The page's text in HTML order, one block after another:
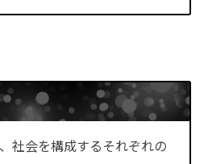
社会を構成するそれぞれの